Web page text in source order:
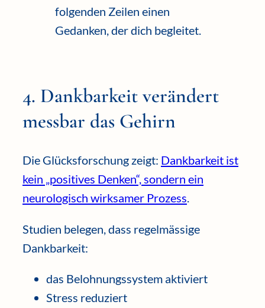
folgenden Zeilen einen
Gedanken, der dich begleitet.
4. Dankbarkeit verändert
messbar das Gehirn
Die Glücksforschung zeigt: Dankbarkeit ist
kein „positives Denken“, sondern ein
neurologisch wirksamer Prozess.
Studien belegen, dass regelmässige
Dankbarkeit:
das Belohnungssystem aktiviert
Stress reduziert